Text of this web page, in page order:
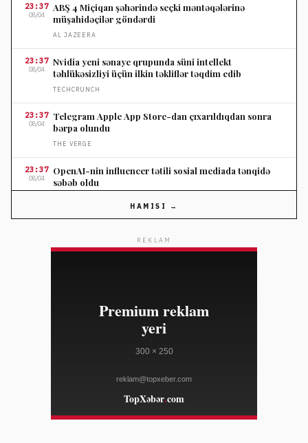
23:37
08/04
ABŞ 4 Miçiqan şəhərində seçki məntəqələrinə
müşahidəçilər göndərdi
AL JAZEERA
23:37
08/04
Nvidia yeni sənaye qrupunda süni intellekt
təhlükəsizliyi üçün ilkin təkliflər təqdim edib
TECHCRUNCH
23:37
08/04
Telegram Apple App Store-dan çıxarıldıqdan sonra
bərpa olundu
THE VERGE
23:37
08/04
OpenAI-nin influencer tətili sosial mediada tənqidə
səbəb oldu
ELLE
Marko Rubio Hörmüz Boğazında Gömrük Sazişi üzrə
irəliləyişdən xəbər verib
mürəkkəb edə bilər
WWD
HAMISI →
REKLAM